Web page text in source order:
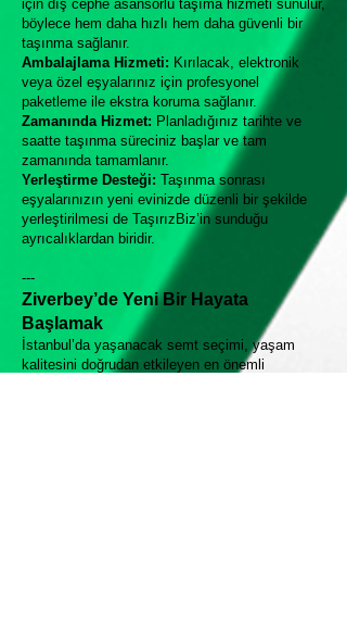
için dış cephe asansörlü taşıma hizmeti sunulur,
böylece hem daha hızlı hem daha güvenli bir
taşınma sağlanır.
Ambalajlama Hizmeti: Kırılacak, elektronik
veya özel eşyalarınız için profesyonel
paketleme ile ekstra koruma sağlanır.
Zamanında Hizmet: Planladığınız tarihte ve
saatte taşınma süreciniz başlar ve tam
zamanında tamamlanır.
Yerleştirme Desteği: Taşınma sonrası
eşyalarınızın yeni evinizde düzenli bir şekilde
yerleştirilmesi de TaşırızBiz’in sunduğu
ayrıcalıklardan biridir.
---
Ziverbey’de Yeni Bir Hayata
Başlamak
İstanbul’da yaşanacak semt seçimi, yaşam
kalitesini doğrudan etkileyen en önemli